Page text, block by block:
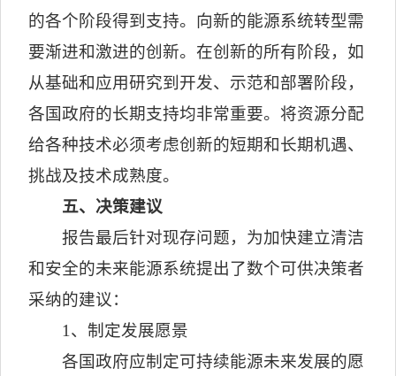
的各个阶段得到支持。向新的能源系统转型需
要渐进和激进的创新。在创新的所有阶段，如
从基础和应用研究到开发、示范和部署阶段，
各国政府的长期支持均非常重要。将资源分配
给各种技术必须考虑创新的短期和长期机遇、
挑战及技术成熟度。
五、决策建议
报告最后针对现存问题，为加快建立清洁
和安全的未来能源系统提出了数个可供决策者
采纳的建议：
1 、制定发展愿景
各国政府应制定可持续能源未来发展的愿